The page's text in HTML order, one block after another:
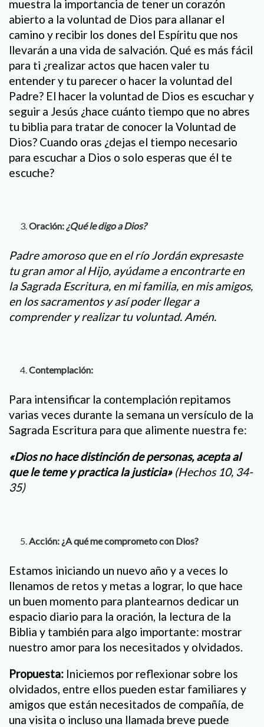
muestra la importancia de tener un corazón
abierto a la voluntad de Dios para allanar el
camino y recibir los dones del Espíritu que nos
llevarán a una vida de salvación. Qué es más fácil
para ti ¿realizar actos que hacen valer tu
entender y tu parecer o hacer la voluntad del
Padre? El hacer la voluntad de Dios es escuchar y
seguir a Jesús ¿hace cuánto tiempo que no abres
tu biblia para tratar de conocer la Voluntad de
Dios? Cuando oras ¿dejas el tiempo necesario
para escuchar a Dios o solo esperas que él te
escuche?
Oración: ¿Qué le digo a Dios?
Padre amoroso que en el río Jordán expresaste
tu gran amor al Hijo, ayúdame a encontrarte en
la Sagrada Escritura, en mi familia, en mis amigos,
en los sacramentos y así poder llegar a
comprender y realizar tu voluntad. Amén.
Contemplación:
Para intensificar la contemplación repitamos
varias veces durante la semana un versículo de la
Sagrada Escritura para que alimente nuestra fe:
«Dios no hace distinción de personas, acepta al
que le teme y practica la justicia» (Hechos 10, 34-
35)
Acción: ¿A qué me comprometo con Dios?
Estamos iniciando un nuevo año y a veces lo
llenamos de retos y metas a lograr, lo que hace
un buen momento para plantearnos dedicar un
espacio diario para la oración, la lectura de la
Biblia y también para algo importante: mostrar
nuestro amor para los necesitados y olvidados.
Propuesta: Iniciemos por reflexionar sobre los
olvidados, entre ellos pueden estar familiares y
amigos que están necesitados de compañía, de
una visita o incluso una llamada breve puede